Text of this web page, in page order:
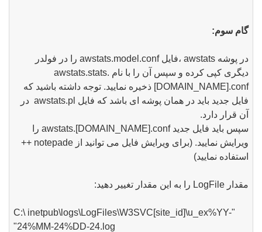
گام سوم:
در پوشه awstats ،فایل awstats.model.conf را در فولدر
دیگری کپی کرده و سپس آن را با نام awstats.stats.
[DOMAIN_NAME].conf ذخیره نمایید. توجه داشته باشید که
فایل جدید باید در همان پوشه ای باشد که فایل awstats.pl در
آن قرار دارد.
سپس باید فایل جدید awstats.[DOMAIN_NAME].conf را
ویرایش نمایید. (برای ویرایش فایل می توانید از notepade ++
استفاده نمایید)
مقدار LogFile را به این مقدار تغییر دهید:
"C:\ inetpub\logs\LogFiles\W3SVC[site_id]\u_ex%YY-
24%MM-24%DD-24.log"